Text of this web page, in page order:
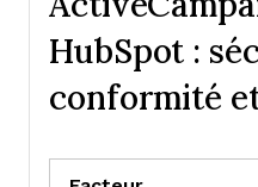
HubSpot :
conformité